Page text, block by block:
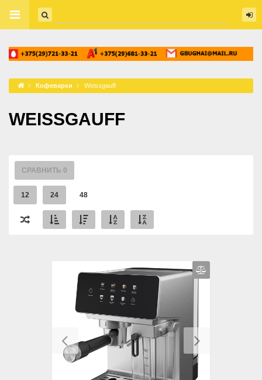
Кофеварки Weissgauff
WEISSGAUFF
СРАВНИТЬ 0
12 24 48
Previous